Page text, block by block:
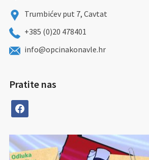
Trumbićev put 7, Cavtat
+385 (0)20 478401
info@opcinakonavle.hr
Pratite nas
facebook